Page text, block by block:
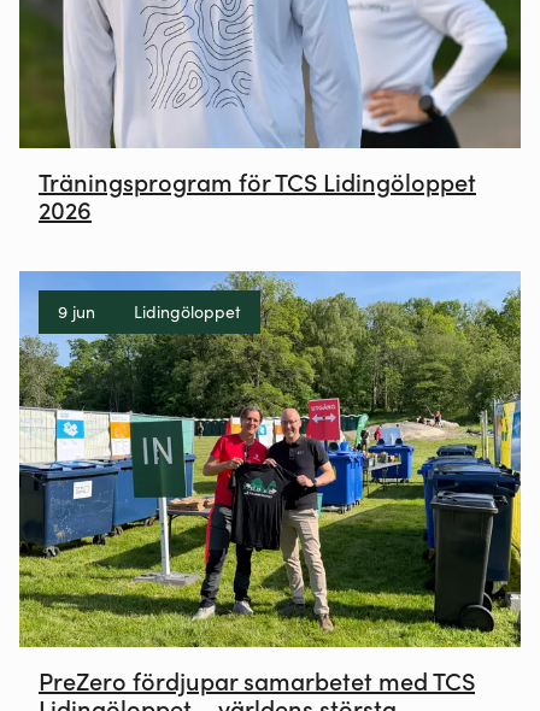
Träningsprogram för TCS Lidingöloppet
2026
9 jun Lidingöloppet
PreZero fördjupar samarbetet med TCS